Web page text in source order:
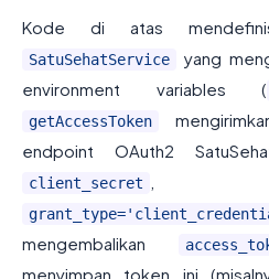
Kode di atas
SatuSehatService
yang
environment variables (
getAccessToken
endpoint OAuth2
client_secret ,
mengembalikan
menyimpan token ini